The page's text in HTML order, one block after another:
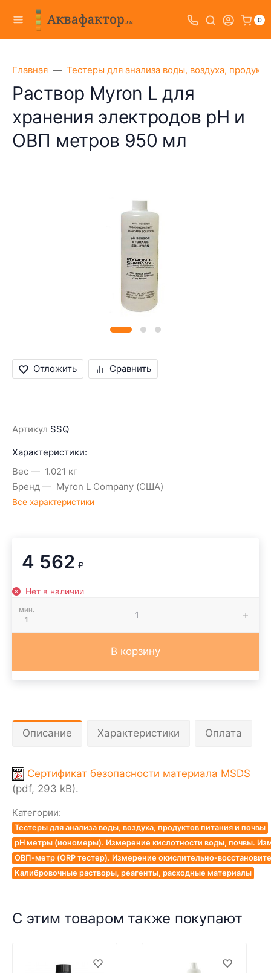
0
Главная Тестеры для анализа воды, воздуха,
Раствор Myron L для
хранения электродов pH и
ОВП метров 950 мл
Отложить Сравнить
Артикул SSQ
Характеристики:
Вес
1.021 кг
Бренд
Myron L Company (США)
Все характеристики
4 562 ₽
Нет в наличии
мин.
1
В корзину
Описание Характеристики Оплата
Сертификат безопасности материала MSDS
(pdf, 293 kB).
Категории:
Тестеры для анализа воды, воздуха, продуктов питания и почвы
pH метры (иономеры). Измерение кислотности воды, почвы.
ОВП-метр (ORP тестер). Измерение окислительно-
Калибровочные растворы, реагенты, расходные материалы
С этим товаром также покупают